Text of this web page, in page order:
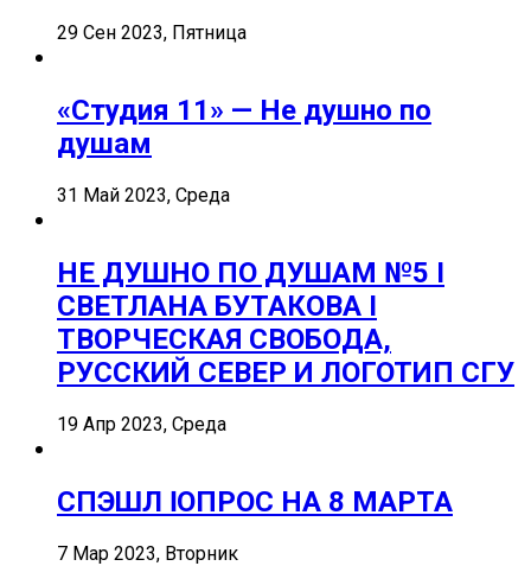
29 Сен 2023, Пятница
«Студия 11» — Не душно по
душам
31 Май 2023, Среда
НЕ ДУШНО ПО ДУШАМ №5 I
СВЕТЛАНА БУТАКОВА I
ТВОРЧЕСКАЯ СВОБОДА,
РУССКИЙ СЕВЕР И ЛОГОТИП СГУ
19 Апр 2023, Среда
СПЭШЛ ӏ ОПРОС НА 8 МАРТА
7 Мар 2023, Вторник